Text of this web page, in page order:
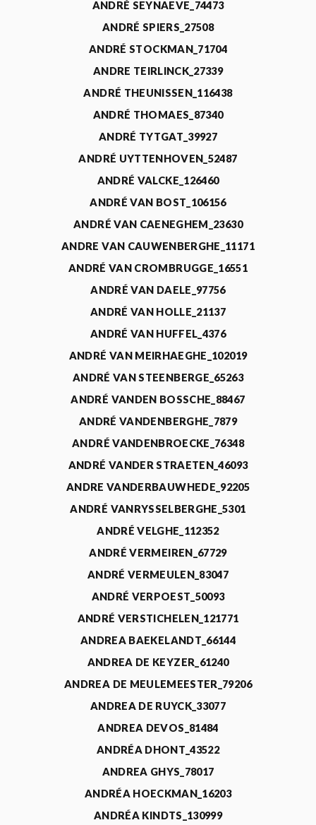
ANDRÉ SEYNAEVE_74473
ANDRÉ SPIERS_27508
ANDRÉ STOCKMAN_71704
ANDRE TEIRLINCK_27339
ANDRÉ THEUNISSEN_116438
ANDRÉ THOMAES_87340
ANDRÉ TYTGAT_39927
ANDRÉ UYTTENHOVEN_52487
ANDRÉ VALCKE_126460
ANDRÉ VAN BOST_106156
ANDRÉ VAN CAENEGHEM_23630
ANDRE VAN CAUWENBERGHE_11171
ANDRÉ VAN CROMBRUGGE_16551
ANDRÉ VAN DAELE_97756
ANDRÉ VAN HOLLE_21137
ANDRÉ VAN HUFFEL_4376
ANDRÉ VAN MEIRHAEGHE_102019
ANDRÉ VAN STEENBERGE_65263
ANDRÉ VANDEN BOSSCHE_88467
ANDRÉ VANDENBERGHE_7879
ANDRÉ VANDENBROECKE_76348
ANDRÉ VANDER STRAETEN_46093
ANDRE VANDERBAUWHEDE_92205
ANDRÉ VANRYSSELBERGHE_5301
ANDRÉ VELGHE_112352
ANDRÉ VERMEIREN_67729
ANDRÉ VERMEULEN_83047
ANDRÉ VERPOEST_50093
ANDRÉ VERSTICHELEN_121771
ANDREA BAEKELANDT_66144
ANDREA DE KEYZER_61240
ANDREA DE MEULEMEESTER_79206
ANDREA DE RUYCK_33077
ANDREA DEVOS_81484
ANDRÉA DHONT_43522
ANDREA GHYS_78017
ANDRÉA HOECKMAN_16203
ANDRÉA KINDTS_130999